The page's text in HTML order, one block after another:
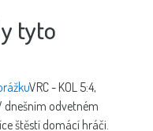
tyto
VRC - KOL 5:4,
dnešním odvetném
štěstí domácí hráči.